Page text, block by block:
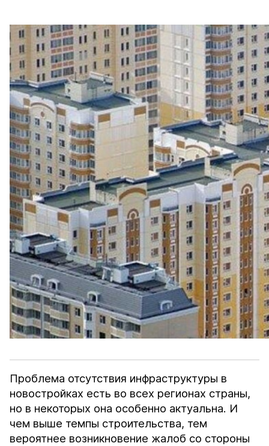
Проблема отсутствия инфраструктуры в
новостройках есть во всех регионах страны,
но в некоторых она особенно актуальна. И
чем выше темпы строительства, тем
вероятнее возникновение жалоб со стороны